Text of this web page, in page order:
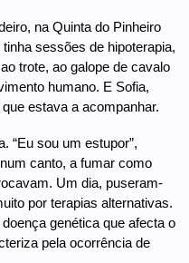
na Quinta do Pinheiro
sessões de hipoterapia,
trote, ao galope de cavalo
humano. E Sofia,
estava a acompanhar.
“Eu sou um estupor”,
canto, a fumar como
Um dia, puseram-
por terapias alternativas.
genética que afecta o
pela ocorrência de